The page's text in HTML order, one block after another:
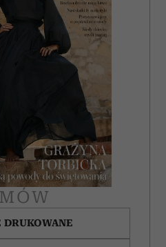
DRUKOWANE